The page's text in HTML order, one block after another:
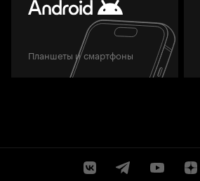
Планшеты и смартфоны